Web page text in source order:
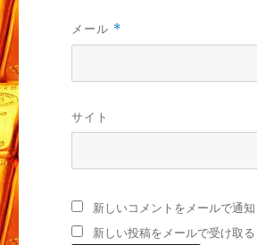
メール *
サイト
新しいコメントをメールで通知
新しい投稿をメールで受け取る